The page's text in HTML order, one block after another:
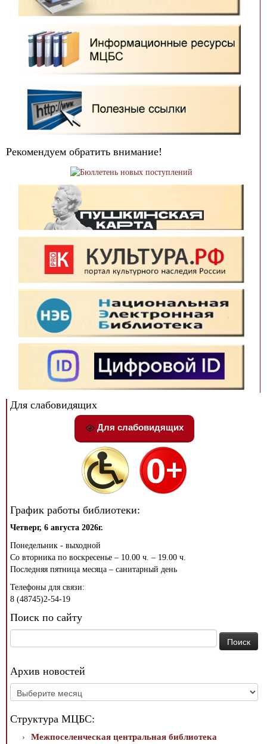
Рекомендуем обратить внимание!
Для слабовидящих
Для слабовидящих
График работы библиотеки:
Четверг, 6 августа 2026г.
Понедельник - выходной
Со вторника по воскресенье – 10.00 ч. – 19.00 ч.
Последняя пятница месяца – санитарный день
Телефоны для связи:
8 (48745)2-54-19
Поиск по сайту
Архив новостей
Архив
новостей
Структура МЦБС:
Межпоселенческая центральная библиотека